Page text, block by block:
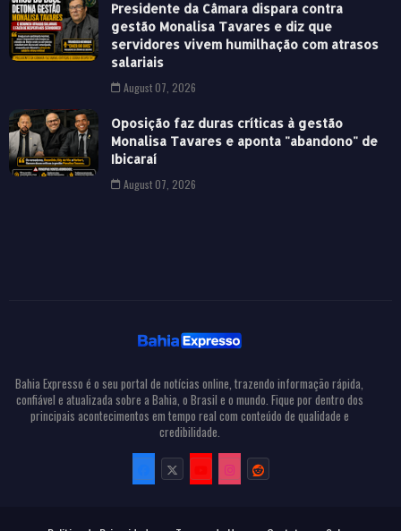
Presidente da Câmara dispara contra
gestão Monalisa Tavares e diz que
servidores vivem humilhação com atrasos
salariais
August 07, 2026
Oposição faz duras críticas à gestão
Monalisa Tavares e aponta "abandono" de
Ibicaraí
August 07, 2026
Bahia Expresso é o seu portal de notícias online, trazendo informação rápida,
confiável e atualizada sobre a Bahia, o Brasil e o mundo. Fique por dentro dos
principais acontecimentos em tempo real com conteúdo de qualidade e
credibilidade.